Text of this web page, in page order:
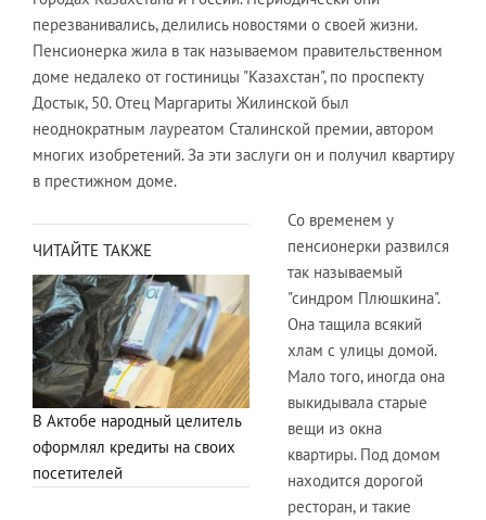
перезванивались, делились новостями о своей жизни.
Пенсионерка жила в так называемом правительственном
доме недалеко от гостиницы "Казахстан", по проспекту
Достык, 50. Отец Маргариты Жилинской был
неоднократным лауреатом Сталинской премии, автором
многих изобретений. За эти заслуги он и получил квартиру
в престижном доме.
ЧИТАЙТЕ ТАКЖЕ
В Актобе народный целитель
оформлял кредиты на своих
посетителей
Со временем у
пенсионерки развился
так называемый
"синдром Плюшкина".
Она тащила всякий
хлам с улицы домой.
Мало того, иногда она
выкидывала старые
вещи из окна
квартиры. Под домом
находится дорогой
ресторан, и такие